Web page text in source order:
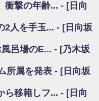
ミーグリで喧嘩！？山下瞳月、
屋「ゆーづのせいです」【ラヴ
向坂46のニュース・情報・話題
グル『Make or Break』オフィ
月、何かあるのか！？『お願
の卒業生、めちゃくちゃテレ
衝撃の年齢... - [日向
2人を手玉... - [日向坂
呂場のE... - [乃木坂
所属を発表 - [日向坂
ら移籍しフ... - [日向